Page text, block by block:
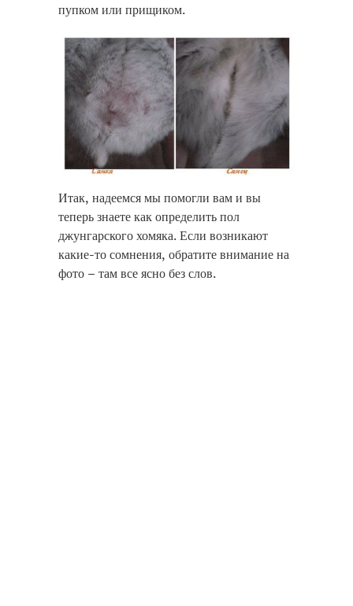
пупком или прищиком.
Итак, надеемся мы помогли вам и вы
теперь знаете как определить пол
джунгарского хомяка. Если возникают
какие-то сомнения, обратите внимание на
фото – там все ясно без слов.